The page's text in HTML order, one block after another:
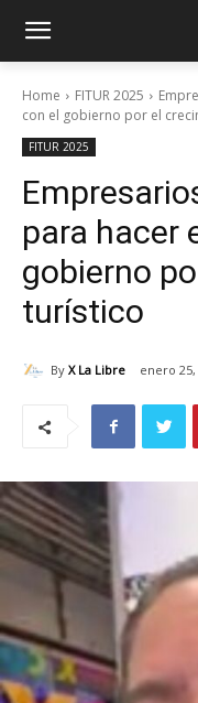
Home FITUR 2025
con el gobierno por el
FITUR 2025
para hacer
gobierno
turístico
By X La Libre enero 25,